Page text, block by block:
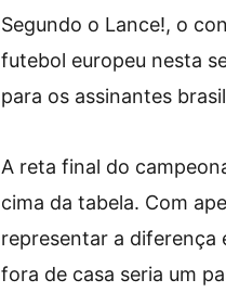
Segundo o Lance!, o
futebol europeu nesta
para os assinantes
A reta final do
cima da tabela. Com
representar a diferença
fora de casa seria um